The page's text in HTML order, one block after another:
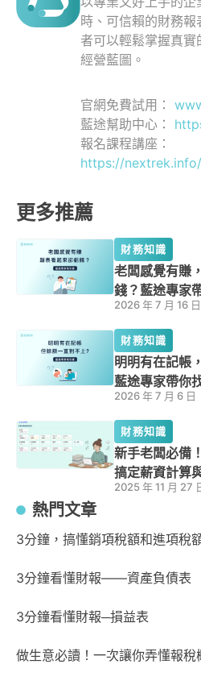
時、可信賴的財務
者可以輕鬆掌握真
經營藍圖。
官網免費試用：
藍途幫助中心：
報名課程講座：
https://
更多推薦
財務知識
老闆感覺有賺
錢？藍途專家
2026 年 7 月 16 日
財務知識
明明有在記帳
藍途專家帶你
2026 年 7 月 6 日
財務知識
新手老闆必備
搞定薪資計算
2025 年 11 月 27
熱門文章
3分鐘，搞懂銷項稅額和進項稅
3分鐘看懂財報——資產負債表
3分鐘看懂財報─損益表
做生意必讀！一次讓你弄懂報稅